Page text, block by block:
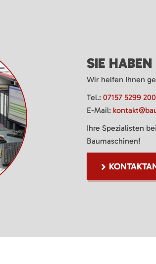
SIE HABEN
Wir helfen Ihnen
Tel.: 07157 5299 200
E-Mail:
Ihre Spezialisten
Baumaschinen!